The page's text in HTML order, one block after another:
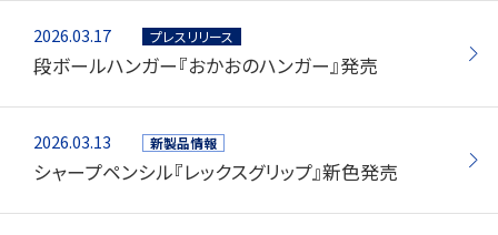
サポート
2026.03.17 プレスリリース
段ボールハンガー『おかおのハンガー』発売
2026.03.13 新製品情報
シャープペンシル『レックスグリップ』新色発売